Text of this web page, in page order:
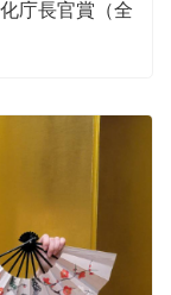
庁長官賞（全